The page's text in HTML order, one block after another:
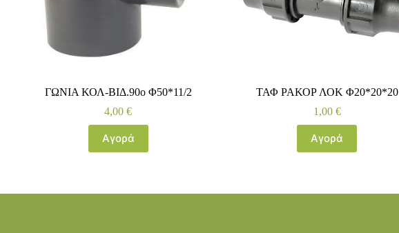
ΓΩΝΙΑ ΚΟΛ-ΒΙΔ.90ο Φ50*11/2
4,00€
Αγορά
ΤΑΦ ΡΑΚΟΡ ΛΟΚ Φ20*20*20
1,00 €
Αγορά